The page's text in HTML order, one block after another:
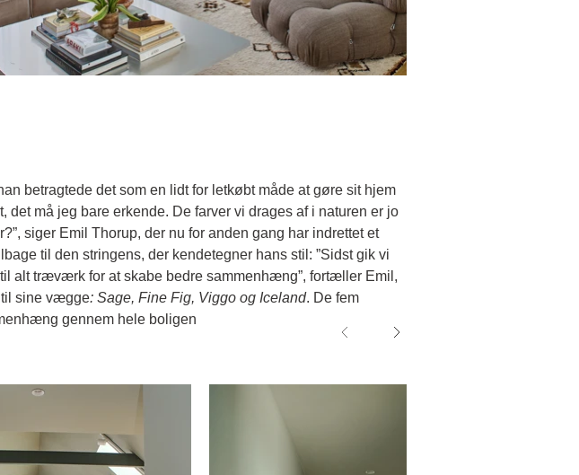
betragtede det som en lidt for letkøbt måde at gøre sit hjem
det må jeg bare erkende. De farver vi drages af i naturen er jo
siger Emil Thorup, der nu for anden gang har indrettet et
til den stringens, der kendetegner hans stil: ”Sidst gik vi
alt træværk for at skabe bedre sammenhæng”, fortæller Emil,
sine vægge: Sage, Fine Fig, Viggo og Iceland. De fem
gennem hele boligen